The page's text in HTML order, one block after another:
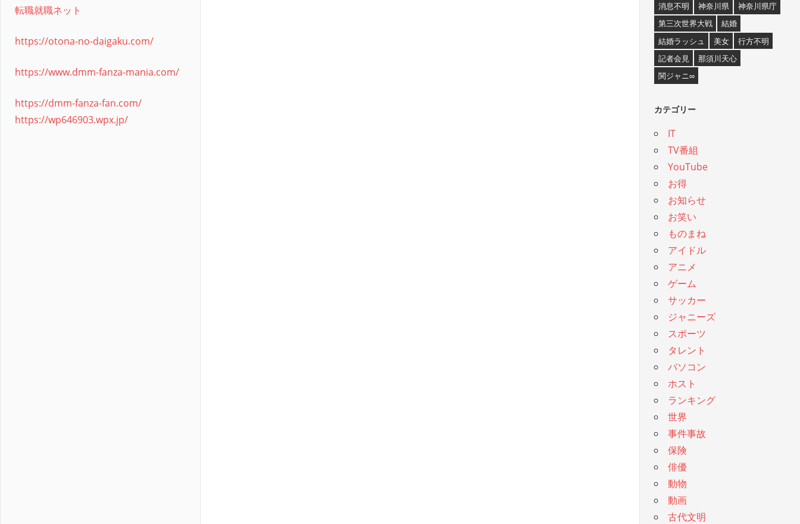
転職就職ネット
https://otona-no-daigaku.com/
https://www.dmm-fanza-mania.com/
https://dmm-fanza-fan.com/
https://wp646903.wpx.jp/
消息不明
神奈川県
神奈川県庁
第三次世界大戦
結婚
結婚ラッシュ
美女
行方不明
記者会見
那須川天心
関ジャニ∞
カテゴリー
IT
TV番組
YouTube
お得
お知らせ
お笑い
ものまね
アイドル
アニメ
ゲーム
サッカー
ジャニーズ
スポーツ
タレント
パソコン
ホスト
ランキング
世界
事件事故
保険
俳優
動物
動画
古代文明